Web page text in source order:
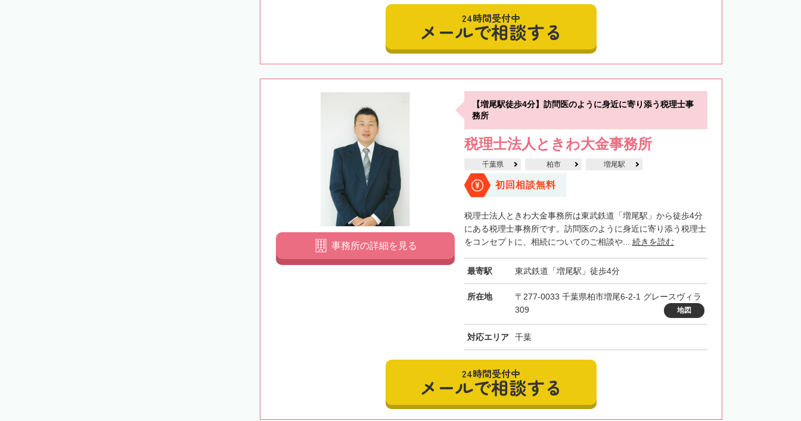
24時間受付中
メールで相談する
【増尾駅徒歩4分】訪問医のように身近に寄り添う税理士事
務所
税理士法人ときわ大金事務所
千葉県 柏市 増尾駅
初回相談無料
税理士法人ときわ大金事務所は東武鉄道「増尾駅」から徒歩4分
にある税理士事務所です。訪問医のように身近に寄り添う税理士
をコンセプトに、相続についてのご相談や... 続きを読む
最寄駅 東武鉄道「増尾駅」徒歩4分
所在地
〒277-0033 千葉県柏市増尾6-2-1 グレースヴィラ
309
地図
対応エリア 千葉
事務所の詳細を見る
24時間受付中
メールで相談する